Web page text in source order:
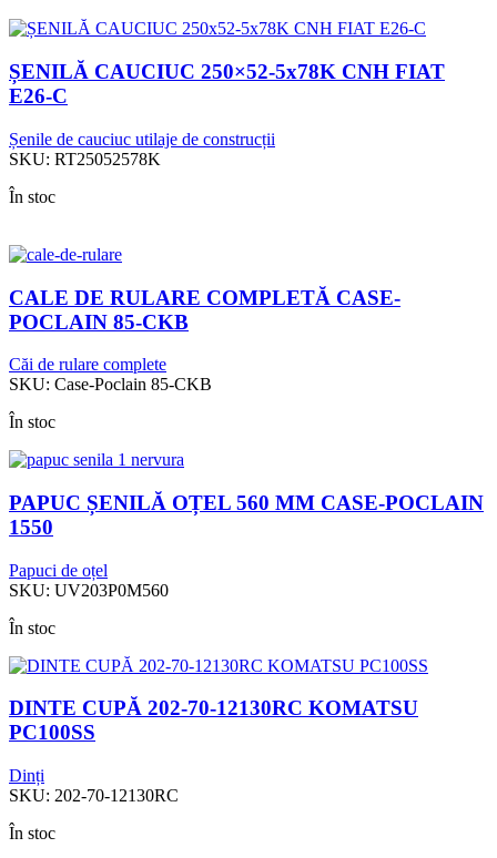
ȘENILĂ CAUCIUC 250×52-5x78K CNH FIAT
E26-C
Șenile de cauciuc utilaje de construcții
SKU: RT25052578K
În stoc
CALE DE RULARE COMPLETĂ CASE-
POCLAIN 85-CKB
Căi de rulare complete
SKU: Case-Poclain 85-CKB
În stoc
PAPUC ȘENILĂ OȚEL 560 MM CASE-POCLAIN
1550
Papuci de oțel
SKU: UV203P0M560
În stoc
DINTE CUPĂ 202-70-12130RC KOMATSU
PC100SS
Dinți
SKU: 202-70-12130RC
În stoc